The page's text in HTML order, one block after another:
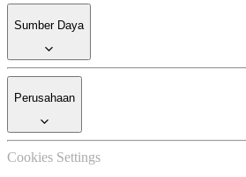
Sumber Daya
Perusahaan
Cookies Settings